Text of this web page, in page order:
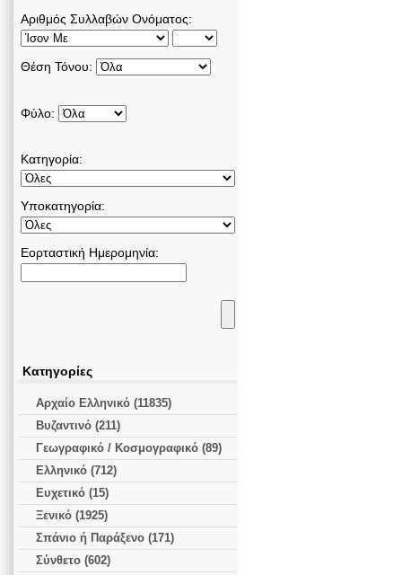
Αριθμός Συλλαβών Ονόματος:
Θέση Τόνου:
Φύλο:
Κατηγορία:
Υποκατηγορία:
Εορταστική Ημερομηνία:
Κατηγορίες
Αρχαίο Ελληνικό (11835)
Βυζαντινό (211)
Γεωγραφικό / Κοσμογραφικό (89)
Ελληνικό (712)
Ευχετικό (15)
Ξενικό (1925)
Σπάνιο ή Παράξενο (171)
Σύνθετο (602)